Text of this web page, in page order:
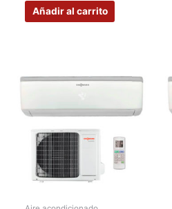
Añadir al carrito